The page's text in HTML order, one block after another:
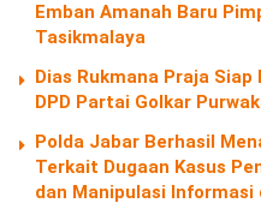
Emban Amanah Baru
Tasikmalaya
Dias Rukmana Praja
DPD Partai Golkar
Polda Jabar Berhasil
Terkait Dugaan Kasus
dan Manipulasi